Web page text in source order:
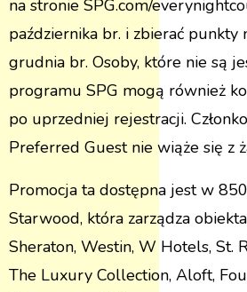
na stronie SPG.com/
października br. i zbierać punkty
grudnia br. Osoby, które nie są
programu SPG mogą również
po uprzedniej rejestracji.
Preferred Guest nie wiąże się z
Promocja ta dostępna jest w
Starwood, która zarządza
Sheraton, Westin, W Hotels, St.
The Luxury Collection, Aloft,